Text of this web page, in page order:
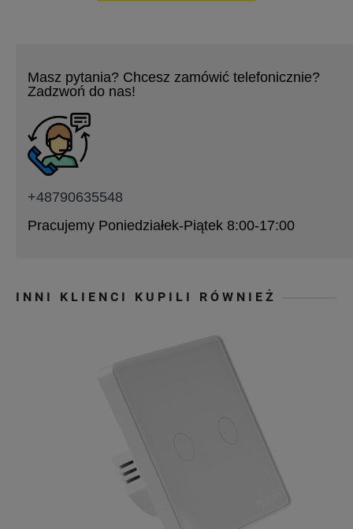
Masz pytania? Chcesz zamówić telefonicznie?
Zadzwoń do nas!
+48790635548
Pracujemy Poniedziałek-Piątek 8:00-17:00
INNI KLIENCI KUPILI RÓWNIEŻ